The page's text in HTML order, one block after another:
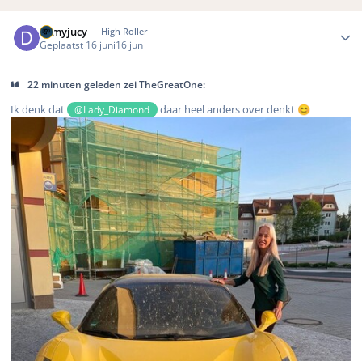
demyjucy High Roller
Geplaatst 16 juni16 jun
22 minuten geleden zei TheGreatOne:
Ik denk dat @Lady_Diamond daar heel anders over denkt 😊